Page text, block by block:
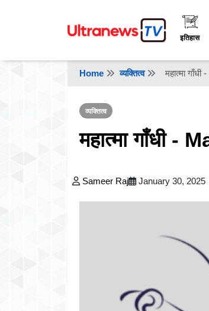
इतिहास
Home व्यक्तित्व महात्मा
व्यक्तित्व
महात्मा गाँधी -
Sameer Raj January 30, 2025